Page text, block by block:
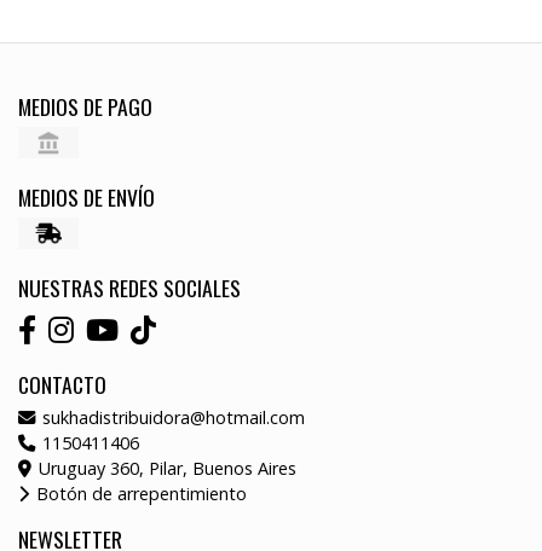
MEDIOS DE PAGO
MEDIOS DE ENVÍO
NUESTRAS REDES SOCIALES
CONTACTO
sukhadistribuidora@hotmail.com
1150411406
Uruguay 360, Pilar, Buenos Aires
Botón de arrepentimiento
NEWSLETTER